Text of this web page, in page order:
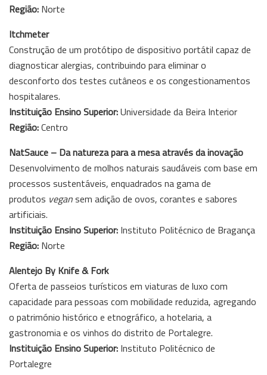
Região: Norte
Itchmeter
Construção de um protótipo de dispositivo portátil capaz de
diagnosticar alergias, contribuindo para eliminar o
desconforto dos testes cutâneos e os congestionamentos
hospitalares.
Instituição Ensino Superior:Universidade da Beira Interior
Região:Centro
NatSauce – Da natureza para a mesa através da inovação
Desenvolvimento de molhos naturais saudáveis com base em
processos sustentáveis, enquadrados na gama de
produtos vegansem adição de ovos, corantes e sabores
artificiais.
Instituição Ensino Superior: Instituto Politécnico de Bragança
Região: Norte
Alentejo By Knife & Fork
Oferta de passeios turísticos em viaturas de luxo com
capacidade para pessoas com mobilidade reduzida, agregando
o património histórico e etnográfico, a hotelaria, a
gastronomia e os vinhos do distrito de Portalegre.
Instituição Ensino Superior: Instituto Politécnico de
Portalegre